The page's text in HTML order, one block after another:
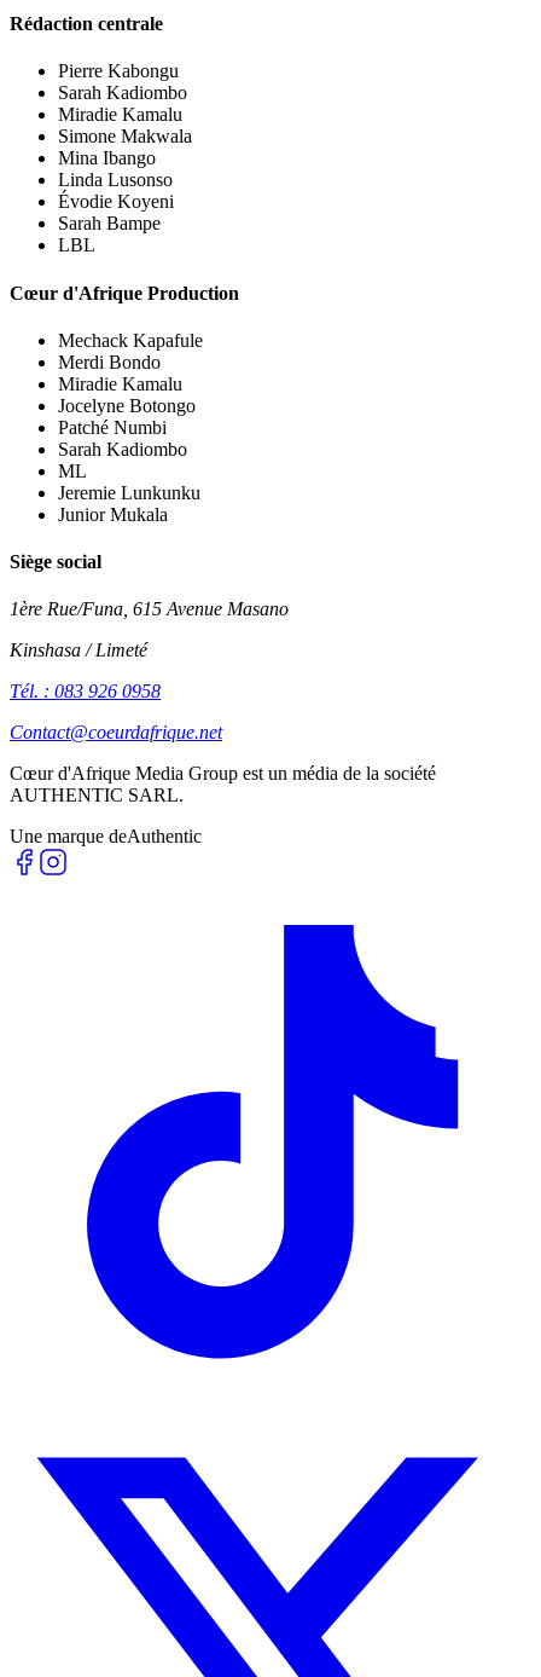
Rédaction centrale
Pierre Kabongu
Sarah Kadiombo
Miradie Kamalu
Simone Makwala
Mina Ibango
Linda Lusonso
Évodie Koyeni
Sarah Bampe
LBL
Cœur d'Afrique Production
Mechack Kapafule
Merdi Bondo
Miradie Kamalu
Jocelyne Botongo
Patché Numbi
Sarah Kadiombo
ML
Jeremie Lunkunku
Junior Mukala
Siège social
1ère Rue/Funa, 615 Avenue Masano
Kinshasa / Limeté
Tél. : 083 926 0958
Contact@coeurdafrique.net
Cœur d'Afrique Media Group est un média de la société
AUTHENTIC SARL.
Une marque deAuthentic